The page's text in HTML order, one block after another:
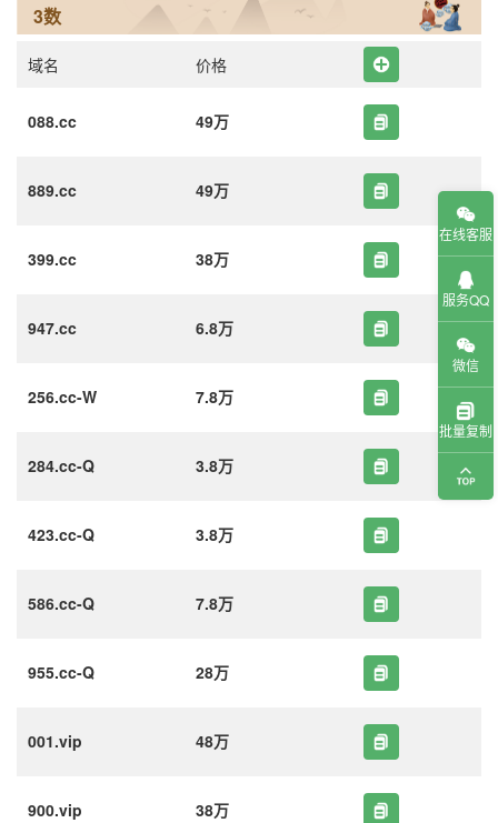
3数
域名 价格
088.cc 49万
889.cc 49万
399.cc 38万
947.cc 6.8万
256.cc-W 7.8万
284.cc-Q 3.8万
423.cc-Q 3.8万
586.cc-Q 7.8万
955.cc-Q 28万
001.vip 48万
900.vip 38万
在线客服
服务QQ
微信
批量复制